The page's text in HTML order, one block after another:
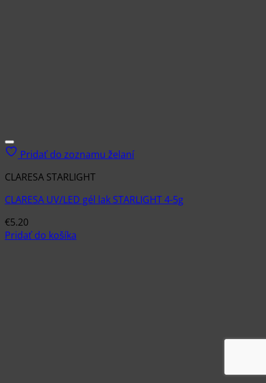
Pridať do zoznamu želaní
CLARESA STARLIGHT
CLARESA UV/LED gél lak STARLIGHT 4-5g
€5.20
Pridať do košíka